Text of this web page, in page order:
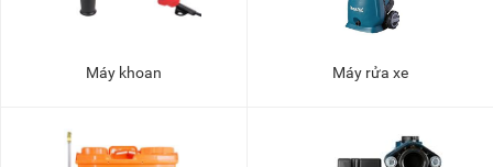
Máy khoan Máy rửa xe